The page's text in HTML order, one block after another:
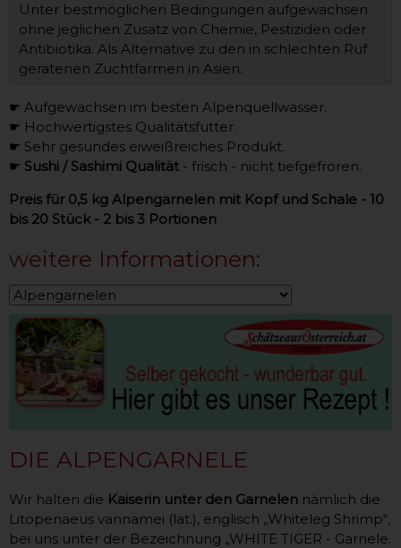
Unter bestmöglichen Bedingungen aufgewachsen
ohne jeglichen Zusatz von Chemie, Pestiziden oder
Antibiotika. Als Alternative zu den in schlechten Ruf
geratenen Zuchtfarmen in Asien.
☛ Aufgewachsen im besten Alpenquellwasser.
☛ Hochwertigstes Qualitätsfutter.
☛ Sehr gesundes eiweißreiches Produkt.
☛ Sushi / Sashimi Qualität - frisch - nicht tiefgefroren.
Preis für 0,5 kg Alpengarnelen mit Kopf und Schale - 10
bis 20 Stück - 2 bis 3 Portionen
weitere Informationen:
DIE ALPENGARNELE
Wir halten die Kaiserin unter den Garnelen nämlich die
Litopenaeus vannamei (lat.), englisch „Whiteleg Shrimp“,
bei uns unter der Bezeichnung „WHITE TIGER - Garnele.